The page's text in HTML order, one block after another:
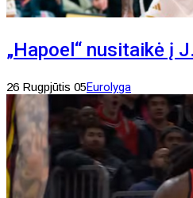
„Hapoel“ nusitaikė į
26 Rugpjūtis 05Eurolyga